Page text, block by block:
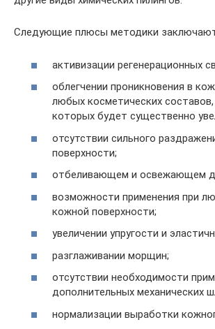
Следующие плюсы методики
активизации регенерационных
облегчении проникновения в
любых косметических
которых будет существенно
отсутствии сильного
поверхности;
отбеливающем и освежающем
возможности применения при
кожной поверхности;
увеличении упругости и
разглаживании морщин;
отсутствии необходимости
дополнительных механических
нормализации выработки